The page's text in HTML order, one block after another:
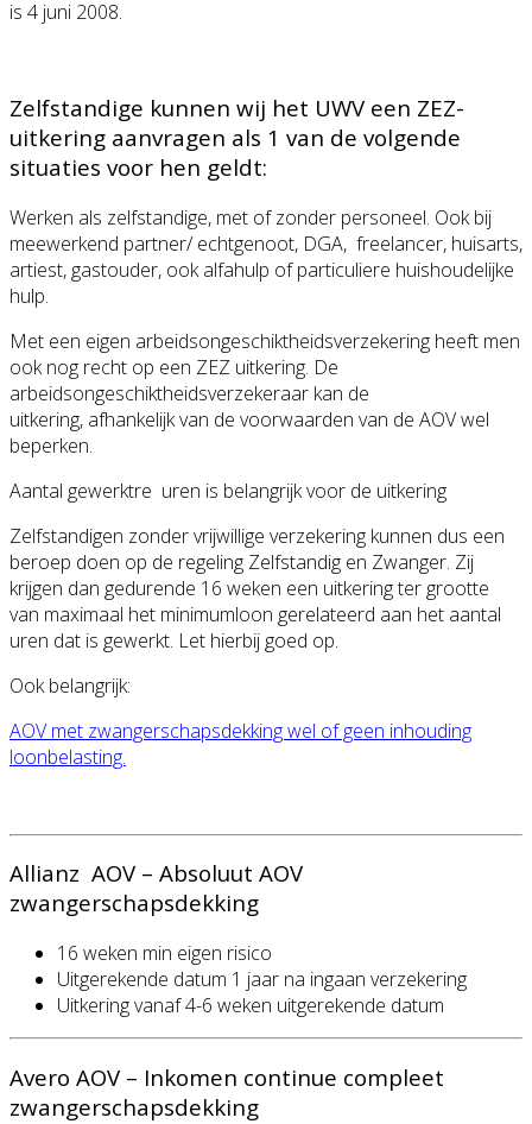
is 4 juni 2008.
Zelfstandige kunnen wij het UWV een ZEZ-
uitkering aanvragen als 1 van de volgende
situaties voor hen geldt:
Werken als zelfstandige, met of zonder personeel. Ook bij
meewerkend partner/ echtgenoot, DGA, freelancer, huisarts,
artiest, gastouder, ook alfahulp of particuliere huishoudelijke
hulp.
Met een eigen arbeidsongeschiktheidsverzekering heeft men
ook nog recht op een ZEZ uitkering. De
arbeidsongeschiktheidsverzekeraar kan de
uitkering, afhankelijk van de voorwaarden van de AOV wel
beperken.
Aantal gewerktre uren is belangrijk voor de uitkering
Zelfstandigen zonder vrijwillige verzekering kunnen dus een
beroep doen op de regeling Zelfstandig en Zwanger. Zij
krijgen dan gedurende 16 weken een uitkering ter grootte
van maximaal het minimumloon gerelateerd aan het aantal
uren dat is gewerkt. Let hierbij goed op.
Ook belangrijk:
AOV met zwangerschapsdekking wel of geen inhouding
loonbelasting.
Allianz AOV – Absoluut AOV
zwangerschapsdekking
16 weken min eigen risico
Uitgerekende datum 1 jaar na ingaan verzekering
Uitkering vanaf 4-6 weken uitgerekende datum
Avero AOV – Inkomen continue compleet
zwangerschapsdekking